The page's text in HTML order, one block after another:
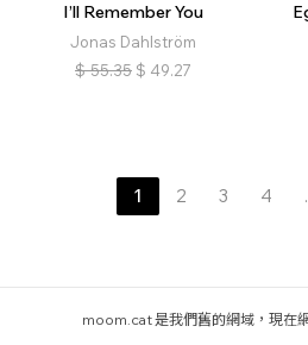
I’ll Remember You
Jonas Dahlström
$ 55.35 $ 49.27
1 2 3 4
moom.cat 是我們舊的網域，現在